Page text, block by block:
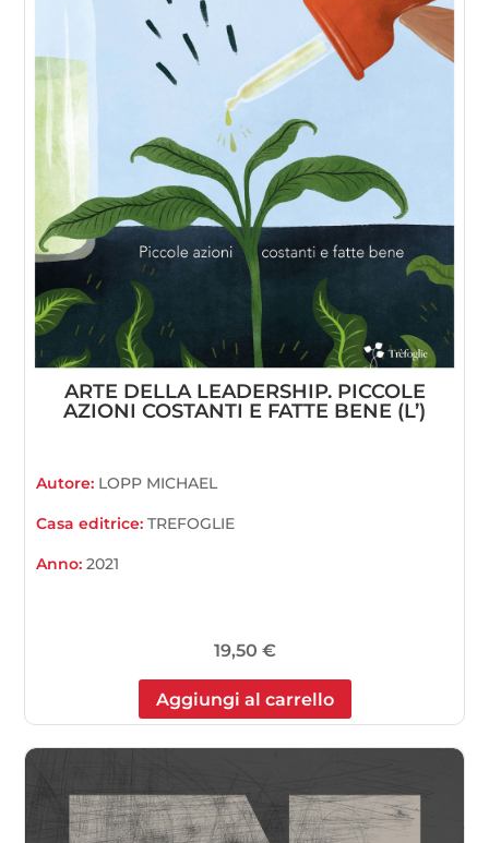
ARTE DELLA LEADERSHIP. PICCOLE
AZIONI COSTANTI E FATTE BENE (L’)
Autore: LOPP MICHAEL
Casa editrice:TREFOGLIE
Anno:2021
19,50 €
Aggiungi al carrello